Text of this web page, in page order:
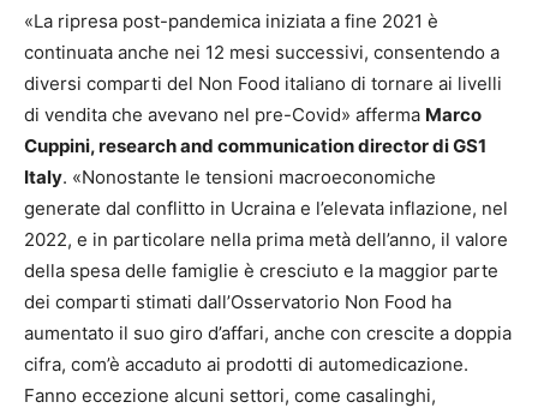
«La ripresa post-pandemica iniziata a fine 2021 è
continuata anche nei 12 mesi successivi, consentendo a
diversi comparti del Non Food italiano di tornare ai livelli
di vendita che avevano nel pre-Covid» afferma Marco
Cuppini, research and communication director di GS1
Italy. «Nonostante le tensioni macroeconomiche
generate dal conflitto in Ucraina e l’elevata inflazione, nel
2022, e in particolare nella prima metà dell’anno, il valore
della spesa delle famiglie è cresciuto e la maggior parte
dei comparti stimati dall’Osservatorio Non Food ha
aumentato il suo giro d’affari, anche con crescite a doppia
cifra, com’è accaduto ai prodotti di automedicazione.
Fanno eccezione alcuni settori, come casalinghi,